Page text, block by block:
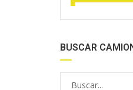
BUSCAR